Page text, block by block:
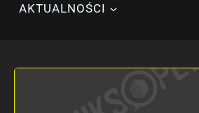
AKTUALNOŚCI